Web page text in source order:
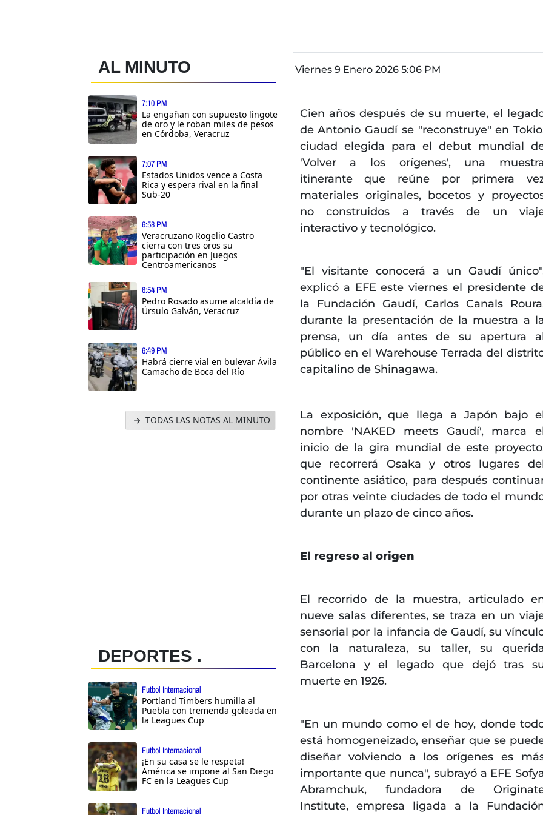
AL MINUTO
7:10 PM
La engañan con supuesto lingote
de oro y le roban miles de pesos
en Córdoba, Veracruz
7:07 PM
Estados Unidos vence a Costa
Rica y espera rival en la final
Sub-20
6:58 PM
Veracruzano Rogelio Castro
cierra con tres oros su
participación en Juegos
Centroamericanos
6:54 PM
Pedro Rosado asume alcaldía de
Úrsulo Galván, Veracruz
6:49 PM
Habrá cierre vial en bulevar Ávila
Camacho de Boca del Río
TODAS LAS NOTAS AL MINUTO
DEPORTES .
Futbol Internacional
Portland Timbers humilla al
Puebla con tremenda goleada en
la Leagues Cup
Futbol Internacional
¡En su casa se le respeta!
América se impone al San Diego
FC en la Leagues Cup
Futbol Internacional
Viernes 9 Enero 2026 5:06 PM
Cien años después de su muerte, el
de Antonio Gaudí se "reconstruye" en
ciudad elegida para el debut mundial
'Volver a los orígenes', una
itinerante que reúne por primera
materiales originales, bocetos y
no construidos a través de un
interactivo y tecnológico.
"El visitante conocerá a un Gaudí
explicó a EFE este viernes el presidente
la Fundación Gaudí, Carlos Canals
durante la presentación de la muestra a
prensa, un día antes de su apertura
público en el Warehouse Terrada del
capitalino de Shinagawa.
La exposición, que llega a Japón bajo
nombre 'NAKED meets Gaudí', marca
inicio de la gira mundial de este
que recorrerá Osaka y otros lugares
continente asiático, para después
por otras veinte ciudades de todo el
durante un plazo de cinco años.
El regreso al origen
El recorrido de la muestra, articulado
nueve salas diferentes, se traza en un
sensorial por la infancia de Gaudí, su
con la naturaleza, su taller, su
Barcelona y el legado que dejó tras
muerte en 1926.
"En un mundo como el de hoy, donde
está homogeneizado, enseñar que se
diseñar volviendo a los orígenes es
importante que nunca", subrayó a EFE
Abramchuk, fundadora de
Institute, empresa ligada a la